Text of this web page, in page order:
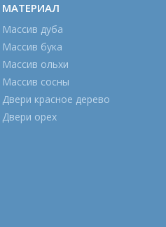
МАТЕРИАЛ
Массив дуба
Массив бука
Массив ольхи
Массив сосны
Двери красное дерево
Двери орех